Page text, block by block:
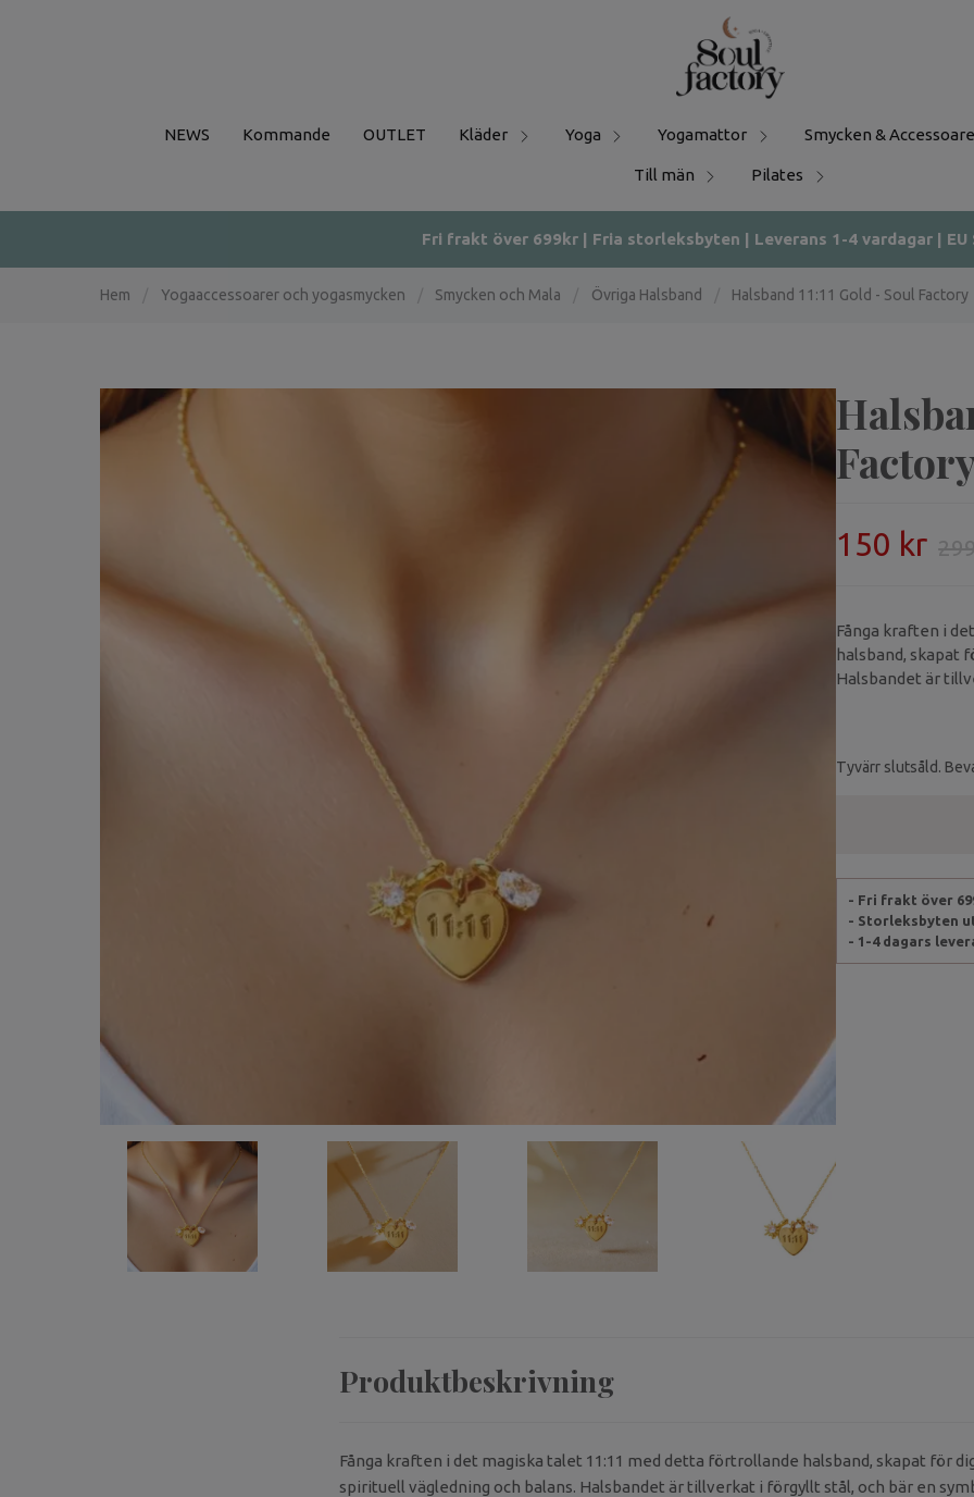
NEWS Kommande OUTLET Kläder Yoga Yogamattor Smycken &
Till män Pilates
Fri frakt över 699kr | Fria storleksbyten | Leverans 1-4 vardagar | EU
Hem Yogaaccessoarer och yogasmycken Smycken och Mala Övriga Halsband Halsband 11:11 Gold - Soul Factory
150 kr
Fånga kraften i
halsband, skapat
Halsbandet är
spegelblank
Tyvärr slutsåld.
- Fri frakt över
- Storleksbyten
- 1-4 dagars
Produktbeskrivning
Fånga kraften i det magiska talet 11:11 med detta förtrollande halsband, skapat för
spirituell vägledning och balans. Halsbandet är tillverkat i förgyllt stål, och bär en